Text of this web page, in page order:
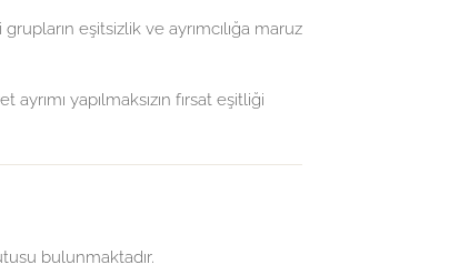
eşitsizlik ve ayrımcılığa maruz
yapılmaksızın fırsat eşitliği
bulunmaktadır.